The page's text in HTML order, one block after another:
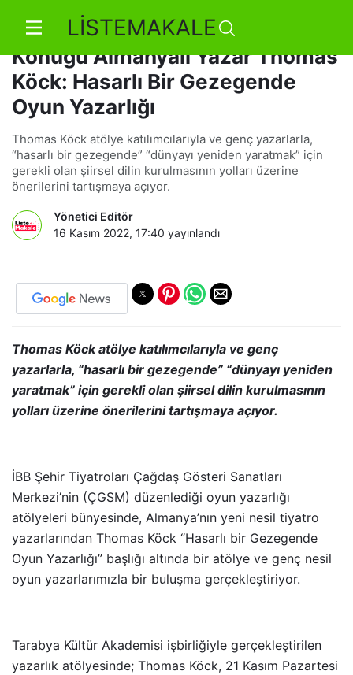
LİSTEMAKALE
“Oyun Yazarları Atölyesi”nin Yeni
Konuğu Almanyalı Yazar Thomas
Köck: Hasarlı Bir Gezegende
Oyun Yazarlığı
Thomas Köck atölye katılımcılarıyla ve genç yazarlarla,
“hasarlı bir gezegende” “dünyayı yeniden yaratmak” için
gerekli olan şiirsel dilin kurulmasının yolları üzerine
önerilerini tartışmaya açıyor.
Yönetici Editör
16 Kasım 2022, 17:40 yayınlandı
Thomas Köck atölye katılımcılarıyla ve genç
yazarlarla, “hasarlı bir gezegende” “dünyayı yeniden
yaratmak” için gerekli olan şiirsel dilin kurulmasının
yolları üzerine önerilerini tartışmaya açıyor.
İBB Şehir Tiyatroları Çağdaş Gösteri Sanatları
Merkezi’nin (ÇGSM) düzenlediği oyun yazarlığı
atölyeleri bünyesinde, Almanya’nın yeni nesil tiyatro
yazarlarından Thomas Köck “Hasarlı bir Gezegende
Oyun Yazarlığı” başlığı altında bir atölye ve genç nesil
oyun yazarlarımızla bir buluşma gerçekleştiriyor.
Tarabya Kültür Akademisi işbirliğiyle gerçekleştirilen
yazarlık atölyesinde; Thomas Köck, 21 Kasım Pazartesi